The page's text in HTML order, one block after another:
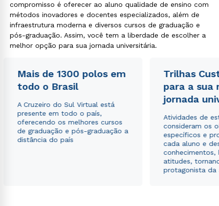
compromisso é oferecer ao aluno qualidade de ensino com
métodos inovadores e docentes especializados, além de
infraestrutura moderna e diversos cursos de graduação e
pós-graduação. Assim, você tem a liberdade de escolher a
melhor opção para sua jornada universitária.
Mais de 1300 polos em
todo o Brasil
A Cruzeiro do Sul Virtual está
presente em todo o país,
oferecendo os melhores cursos
de graduação e pós-graduação a
distância do país
Trilhas
para a sua
jornada
Atividades de
consideram os
específicos e
cada aluno e
conhecimentos,
atitudes,
protagonista da